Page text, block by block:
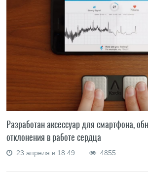
Разработан аксессуар для смартфона,
отклонения в работе сердца
23 апреля в 18:49 4855